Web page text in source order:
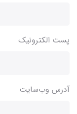
پست الکترونیک
آدرس وب‌سایت